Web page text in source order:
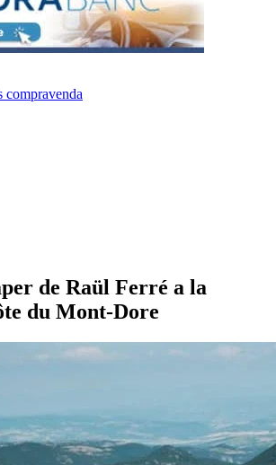
compravenda
de Raül Ferré a la
du Mont-Dore